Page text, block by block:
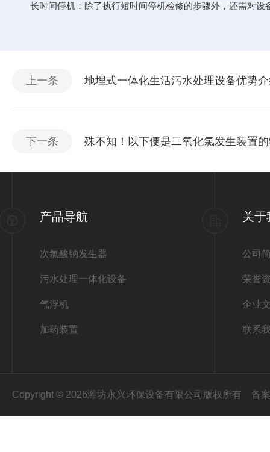
长时间停机：除了执行短时间停机检修的步骤外，还需对设
上一条 地埋式一体化生活污水处理设备优势
下一条 殊不知！以下便是二氧化氯发生装置
产品导航
次氯酸钠发生器
污水处理一体化设备
气浮机
加药装置
关于
公司
荣誉
企业
联系
Copyright © 2026潍坊永兴环保设备有限公司版权所有 备